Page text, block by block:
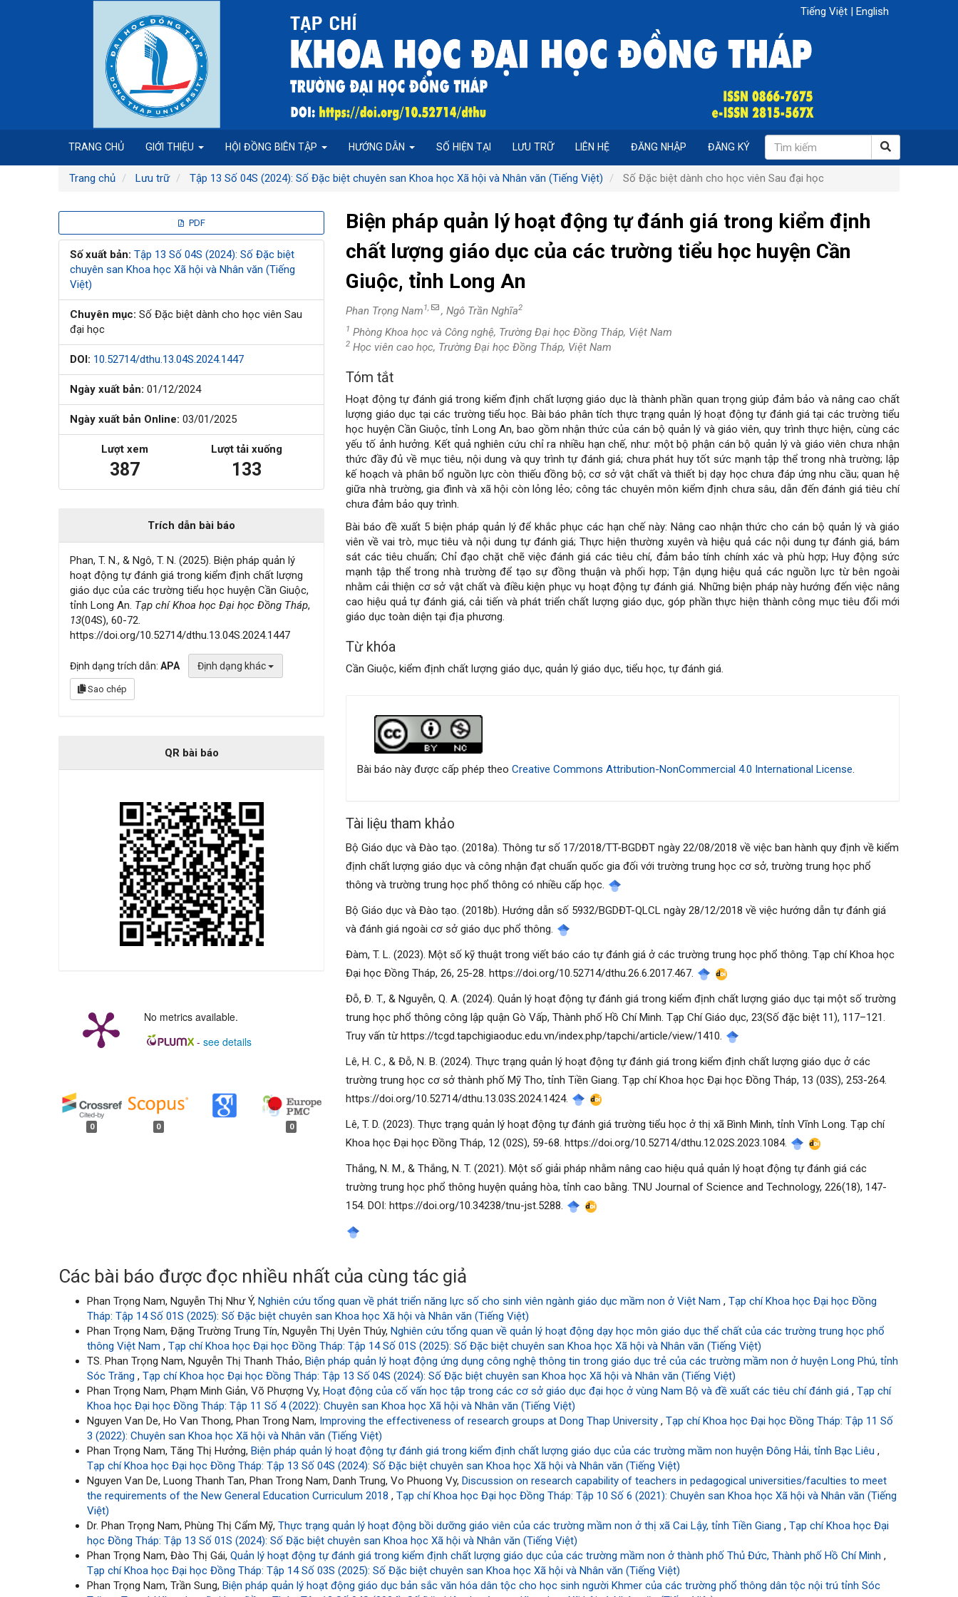
Tiếng Việt | English
TRANG CHỦ GIỚI THIỆU HỘI ĐỒNG BIÊN TẬP HƯỚNG DẪN SỐ HIỆN TẠI LƯU TRỮ LIÊN HỆ ĐĂNG NHẬP ĐĂNG KÝ
Trang chủ Lưu trữ Tập 13 Số 04S (2024): Số Đặc biệt chuyên san Khoa học Xã hội và Nhân văn (Tiếng Việt) Số Đặc biệt dành cho học viên Sau đại học
Thanh
bên
bài
viết
PDF
Số xuất bản: Tập 13 Số 04S (2024): Số Đặc biệt
chuyên san Khoa học Xã hội và Nhân văn (Tiếng
Việt)
Chuyên mục: Số Đặc biệt dành cho học viên Sau
đại học
DOI: 10.52714/dthu.13.04S.2024.1447
Ngày xuất bản: 01/12/2024
Ngày xuất bản Online: 03/01/2025
Lượt xem
387
Lượt tải xuống
133
Trích dẫn bài báo
Phan, T. N., & Ngô, T. N. (2025). Biện pháp quản lý
hoạt động tự đánh giá trong kiểm định chất lượng
giáo dục của các trường tiểu học huyện Cần Giuộc,
tỉnh Long An. Tạp chí Khoa học Đại học Đồng Tháp,
13(04S), 60-72.
https://doi.org/10.52714/dthu.13.04S.2024.1447
Định dạng trích dẫn:APA Định dạng khác
Sao chép
QR bài báo
No metrics available.
- see details
##plugins.generic.badges.manager.settings.showBlockTitle##
0 0 0
Biện pháp quản lý hoạt động tự đánh giá trong kiểm định
chất lượng giáo dục của các trường tiểu học huyện Cần
Giuộc, tỉnh Long An
Phan Trọng Nam1, , Ngô Trần Nghĩa2
1 Phòng Khoa học và Công nghệ, Trường Đại học Đồng Tháp, Việt Nam
2 Học viên cao học, Trường Đại học Đồng Tháp, Việt Nam
Nội
dung
chính
của
bài
viết
Tóm tắt
Hoạt động tự đánh giá trong kiểm định chất lượng giáo dục là thành phần quan trọng giúp đảm bảo và nâng cao chất
lượng giáo dục tại các trường tiểu học. Bài báo phân tích thực trạng quản lý hoạt động tự đánh giá tại các trường tiểu
học huyện Cần Giuộc, tỉnh Long An, bao gồm nhận thức của cán bộ quản lý và giáo viên, quy trình thực hiện, cùng các
yếu tố ảnh hưởng. Kết quả nghiên cứu chỉ ra nhiều hạn chế, như: một bộ phận cán bộ quản lý và giáo viên chưa nhận
thức đầy đủ về mục tiêu, nội dung và quy trình tự đánh giá; chưa phát huy tốt sức mạnh tập thể trong nhà trường; lập
kế hoạch và phân bổ nguồn lực còn thiếu đồng bộ; cơ sở vật chất và thiết bị dạy học chưa đáp ứng nhu cầu; quan hệ
giữa nhà trường, gia đình và xã hội còn lỏng lẻo; công tác chuyên môn kiểm định chưa sâu, dẫn đến đánh giá tiêu chí
chưa đảm bảo quy trình.
Bài báo đề xuất 5 biện pháp quản lý để khắc phục các hạn chế này: Nâng cao nhận thức cho cán bộ quản lý và giáo
viên về vai trò, mục tiêu và nội dung tự đánh giá; Thực hiện thường xuyên và hiệu quả các nội dung tự đánh giá, bám
sát các tiêu chuẩn; Chỉ đạo chặt chẽ việc đánh giá các tiêu chí, đảm bảo tính chính xác và phù hợp; Huy động sức
mạnh tập thể trong nhà trường để tạo sự đồng thuận và phối hợp; Tận dụng hiệu quả các nguồn lực từ bên ngoài
nhằm cải thiện cơ sở vật chất và điều kiện phục vụ hoạt động tự đánh giá. Những biện pháp này hướng đến việc nâng
cao hiệu quả tự đánh giá, cải tiến và phát triển chất lượng giáo dục, góp phần thực hiện thành công mục tiêu đổi mới
giáo dục toàn diện tại địa phương.
Từ khóa
Cần Giuộc, kiểm định chất lượng giáo dục, quản lý giáo dục, tiểu học, tự đánh giá.
bài
Bài báo này được cấp phép theoCreative Commons Attribution-NonCommercial 4.0 International License.
Tài liệu tham khảo
Bộ Giáo dục và Đào tạo. (2018a). Thông tư số 17/2018/TT-BGDĐT ngày 22/08/2018 về việc ban hành quy định về kiểm
định chất lượng giáo dục và công nhận đạt chuẩn quốc gia đối với trường trung học cơ sở, trường trung học phổ
thông và trường trung học phổ thông có nhiều cấp học.
Bộ Giáo dục và Đào tạo. (2018b). Hướng dẫn số 5932/BGDĐT-QLCL ngày 28/12/2018 về việc hướng dẫn tự đánh giá
và đánh giá ngoài cơ sở giáo dục phổ thông.
Đàm, T. L. (2023). Một số kỹ thuật trong viết báo cáo tự đánh giá ở các trường trung học phổ thông. Tạp chí Khoa học
Đại học Đồng Tháp, 26, 25-28. https://doi.org/10.52714/dthu.26.6.2017.467.
Đỗ, Đ. T., & Nguyễn, Q. A. (2024). Quản lý hoạt động tự đánh giá trong kiểm định chất lượng giáo dục tại một số trường
trung học phổ thông công lập quận Gò Vấp, Thành phố Hồ Chí Minh. Tạp Chí Giáo dục, 23(Số đặc biệt 11), 117–121.
Truy vấn từ https://tcgd.tapchigiaoduc.edu.vn/index.php/tapchi/article/view/1410.
Lê, H. C., & Đỗ, N. B. (2024). Thực trạng quản lý hoạt động tự đánh giá trong kiểm định chất lượng giáo dục ở các
trường trung học cơ sở thành phố Mỹ Tho, tỉnh Tiền Giang. Tạp chí Khoa học Đại học Đồng Tháp, 13 (03S), 253-264.
https://doi.org/10.52714/dthu.13.03S.2024.1424.
Lê, T. D. (2023). Thực trạng quản lý hoạt động tự đánh giá trường tiểu học ở thị xã Bình Minh, tỉnh Vĩnh Long. Tạp chí
Khoa học Đại học Đồng Tháp, 12 (02S), 59-68. https://doi.org/10.52714/dthu.12.02S.2023.1084.
Thắng, N. M., & Thắng, N. T. (2021). Một số giải pháp nhằm nâng cao hiệu quả quản lý hoạt động tự đánh giá các
trường trung học phổ thông huyện quảng hòa, tỉnh cao bằng. TNU Journal of Science and Technology, 226(18), 147-
154. DOI: https://doi.org/10.34238/tnu-jst.5288.
Các bài báo được đọc nhiều nhất của cùng tác giả
Phan Trọng Nam, Nguyễn Thị Như Ý,Nghiên cứu tổng quan về phát triển năng lực số cho sinh viên ngành giáo dục mầm non ở Việt Nam,Tạp chí Khoa học Đại học Đồng
Tháp: Tập 14 Số 01S (2025): Số Đặc biệt chuyên san Khoa học Xã hội và Nhân văn (Tiếng Việt)
Phan Trọng Nam, Đặng Trường Trung Tín, Nguyễn Thị Uyên Thúy,Nghiên cứu tổng quan về quản lý hoạt động dạy học môn giáo dục thể chất của các trường trung học phổ
thông Việt Nam,Tạp chí Khoa học Đại học Đồng Tháp: Tập 14 Số 01S (2025): Số Đặc biệt chuyên san Khoa học Xã hội và Nhân văn (Tiếng Việt)
TS. Phan Trọng Nam, Nguyễn Thị Thanh Thảo,Biện pháp quản lý hoạt động ứng dụng công nghệ thông tin trong giáo dục trẻ của các trường mầm non ở huyện Long Phú, tỉnh
Sóc Trăng,Tạp chí Khoa học Đại học Đồng Tháp: Tập 13 Số 04S (2024): Số Đặc biệt chuyên san Khoa học Xã hội và Nhân văn (Tiếng Việt)
Phan Trọng Nam, Phạm Minh Giản, Võ Phượng Vy,Hoạt động của cố vấn học tập trong các cơ sở giáo dục đại học ở vùng Nam Bộ và đề xuất các tiêu chí đánh giá,Tạp chí
Khoa học Đại học Đồng Tháp: Tập 11 Số 4 (2022): Chuyên san Khoa học Xã hội và Nhân văn (Tiếng Việt)
Nguyen Van De, Ho Van Thong, Phan Trong Nam, Improving the effectiveness of research groups at Dong Thap University,Tạp chí Khoa học Đại học Đồng Tháp: Tập 11 Số
3 (2022): Chuyên san Khoa học Xã hội và Nhân văn (Tiếng Việt)
Phan Trọng Nam, Tăng Thị Hưởng,Biện pháp quản lý hoạt động tự đánh giá trong kiểm định chất lượng giáo dục của các trường mầm non huyện Đông Hải, tỉnh Bạc Liêu,
Tạp chí Khoa học Đại học Đồng Tháp: Tập 13 Số 04S (2024): Số Đặc biệt chuyên san Khoa học Xã hội và Nhân văn (Tiếng Việt)
Nguyen Van De, Luong Thanh Tan, Phan Trong Nam, Danh Trung, Vo Phuong Vy,Discussion on research capability of teachers in pedagogical universities/faculties to meet
the requirements of the New General Education Curriculum 2018,Tạp chí Khoa học Đại học Đồng Tháp: Tập 10 Số 6 (2021): Chuyên san Khoa học Xã hội và Nhân văn (Tiếng
Việt)
Dr. Phan Trọng Nam, Phùng Thị Cẩm Mỹ,Thực trạng quản lý hoạt động bồi dưỡng giáo viên của các trường mầm non ở thị xã Cai Lậy, tỉnh Tiền Giang,Tạp chí Khoa học Đại
học Đồng Tháp: Tập 13 Số 01S (2024): Số Đặc biệt chuyên san Khoa học Xã hội và Nhân văn (Tiếng Việt)
Phan Trọng Nam, Đào Thị Gái,Quản lý hoạt động tự đánh giá trong kiểm định chất lượng giáo dục của các trường mầm non ở thành phố Thủ Đức, Thành phố Hồ Chí Minh,
Tạp chí Khoa học Đại học Đồng Tháp: Tập 14 Số 03S (2025): Số Đặc biệt chuyên san Khoa học Xã hội và Nhân văn (Tiếng Việt)
Phan Trọng Nam, Trần Sung,Biện pháp quản lý hoạt động giáo dục bản sắc văn hóa dân tộc cho học sinh người Khmer của các trường phổ thông dân tộc nội trú tỉnh Sóc